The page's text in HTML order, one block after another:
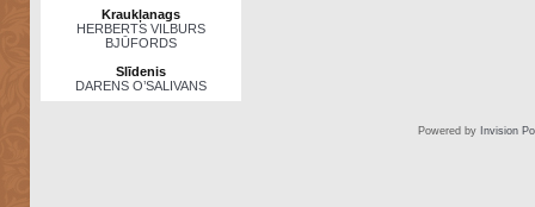
Kraukļanags
HERBERTS VILBURS
BJŪFORDS
Slīdenis
DARENS O’SALIVANS
Powered by Invision